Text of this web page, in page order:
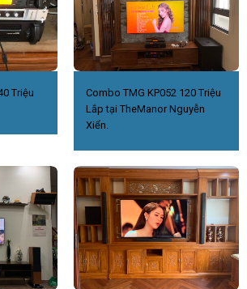
Triệu
Combo TMG KP052 120 Triệu
Lắp tại TheManor Nguyễn
Xiển.